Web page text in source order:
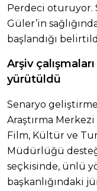
Perdeci oturuyor.
Güler’in
başlandığı
Arşiv
yürütüldü
Senaryo
Araştırma
Film, Kültür ve
Müdürlüğü
seçkisinde, ünlü
başkanlığındaki